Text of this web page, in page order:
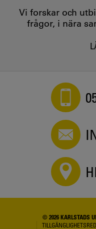
Vi forskar och
frågor, i nära
© 2026 KARLSTADS